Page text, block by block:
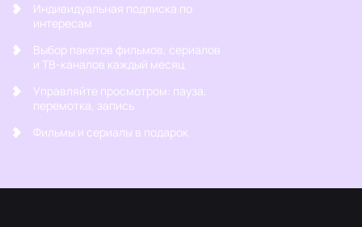
Индивидуальная подписка по
интересам
Выбор пакетов фильмов, сериалов
и ТВ-каналов каждый месяц
Управляйте просмотром: пауза,
перемотка, запись
Фильмы и сериалы в подарок